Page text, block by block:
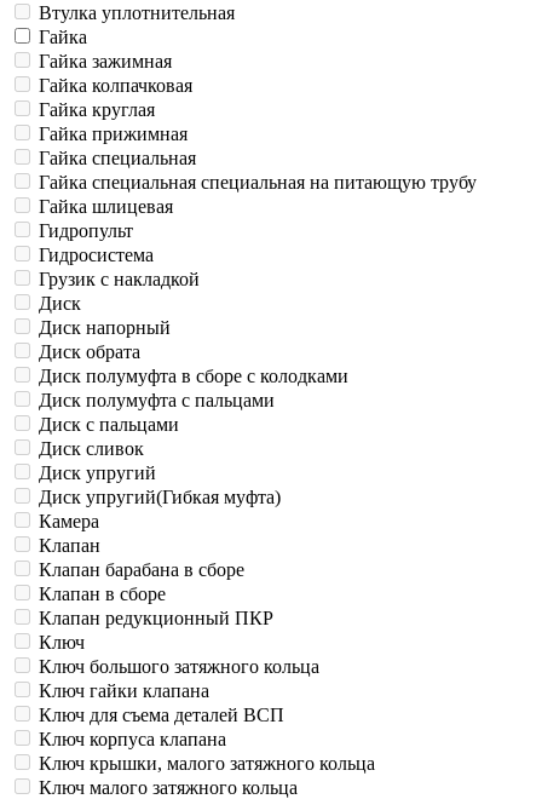
Втулка уплотнительная
Гайка
Гайка зажимная
Гайка колпачковая
Гайка круглая
Гайка прижимная
Гайка специальная
Гайка специальная специальная на питающую трубу
Гайка шлицевая
Гидропульт
Гидросистема
Грузик с накладкой
Диск
Диск напорный
Диск обрата
Диск полумуфта в сборе с колодками
Диск полумуфта с пальцами
Диск с пальцами
Диск сливок
Диск упругий
Диск упругий(Гибкая муфта)
Камера
Клапан
Клапан барабана в сборе
Клапан в сборе
Клапан редукционный ПКР
Ключ
Ключ большого затяжного кольца
Ключ гайки клапана
Ключ для съема деталей ВСП
Ключ корпуса клапана
Ключ крышки, малого затяжного кольца
Ключ малого затяжного кольца